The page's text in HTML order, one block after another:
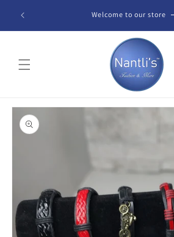
content
Welcome to our store
Skip to
product
information